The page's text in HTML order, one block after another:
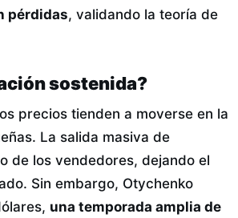
pérdidas, validando la teoría de
sostenida?
precios tienden a moverse en la
La salida masiva de
de los vendedores, dejando el
Sin embargo, Otychenko
una temporada amplia de